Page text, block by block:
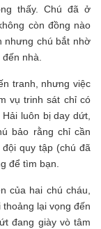
thấy. Chú đã ở
còn đồng nào
nhưng chú bắt nhờ
nhà.
tranh, nhưng việc
vụ trinh sát chỉ có
luôn bị day dứt,
bảo rằng chỉ cần
quy tập (chú đã
để tìm bạn.
của hai chú cháu,
lại vọng đến
đang giày vò tâm